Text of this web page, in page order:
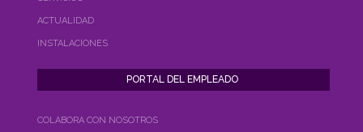
ACTUALIDAD
INSTALACIONES
COLABORA CON NOSOTROS